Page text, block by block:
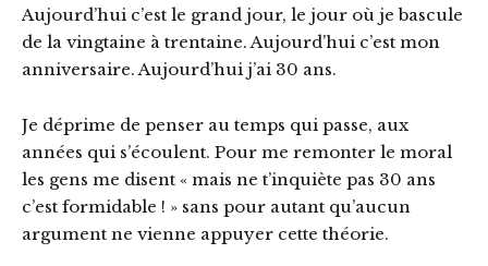
Aujourd’hui c’est le grand jour, le jour où je bascule
de la vingtaine à trentaine. Aujourd’hui c’est mon
anniversaire. Aujourd’hui j’ai 30 ans.
Je déprime de penser au temps qui passe, aux
années qui s’écoulent. Pour me remonter le moral
les gens me disent « mais ne t’inquiète pas 30 ans
c’est formidable ! » sans pour autant qu’aucun
argument ne vienne appuyer cette théorie.